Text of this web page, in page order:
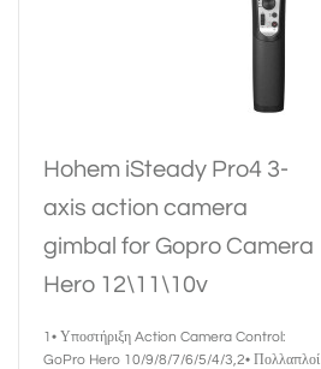
Hohem iSteady Pro4 3-
axis action camera
gimbal for Gopro Camera
Hero 12\11\10v
1• Υποστήριξη Action Camera Control:
GoPro Hero 10/9/8/7/6/5/4/3,2• Πολλαπλοί